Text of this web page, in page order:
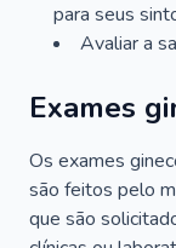
para seus
Avaliar a
Exames
Os exames
são feitos pelo
que são